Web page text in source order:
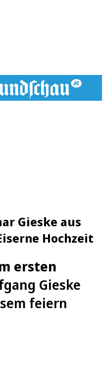
Gieske aus
Hochzeit
ersten
Gieske
feiern